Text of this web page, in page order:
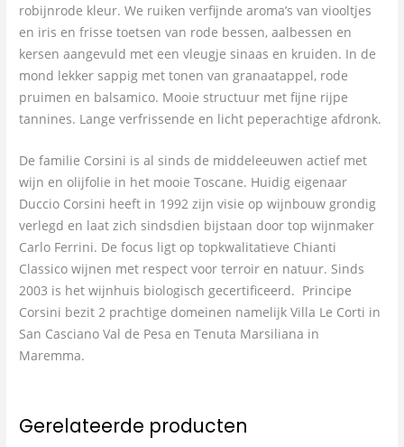
robijnrode kleur. We ruiken verfijnde aroma’s van viooltjes
en iris en frisse toetsen van rode bessen, aalbessen en
kersen aangevuld met een vleugje sinaas en kruiden. In de
mond lekker sappig met tonen van granaatappel, rode
pruimen en balsamico. Mooie structuur met fijne rijpe
tannines. Lange verfrissende en licht peperachtige afdronk.
De familie Corsini is al sinds de middeleeuwen actief met
wijn en olijfolie in het mooie Toscane. Huidig eigenaar
Duccio Corsini heeft in 1992 zijn visie op wijnbouw grondig
verlegd en laat zich sindsdien bijstaan door top wijnmaker
Carlo Ferrini. De focus ligt op topkwalitatieve Chianti
Classico wijnen met respect voor terroir en natuur. Sinds
2003 is het wijnhuis biologisch gecertificeerd. Principe
Corsini bezit 2 prachtige domeinen namelijk Villa Le Corti in
San Casciano Val de Pesa en Tenuta Marsiliana in
Maremma.
Gerelateerde producten